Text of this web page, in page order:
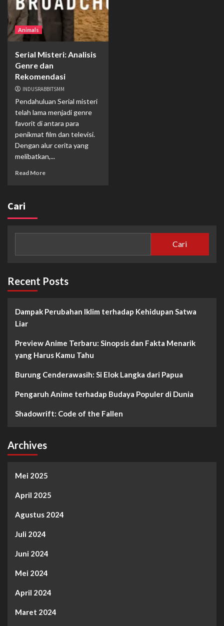
Animals
Serial Misteri: Analisis
Genre dan
Rekomendasi
INDUSRABBITSMM
Pendahuluan Serial misteri
telah lama menjadi genre
favorit di antara para
penikmat film dan televisi.
Dengan alur cerita yang
melibatkan,...
Read More
Cari
Cari
Recent Posts
Dampak Perubahan Iklim terhadap Kehidupan Satwa
Liar
Preview Anime Terbaru: Sinopsis dan Fakta Menarik
yang Harus Kamu Tahu
Burung Cenderawasih: Si Elok Langka dari Papua
Pengaruh Anime terhadap Budaya Populer di Dunia
Shadowrift: Code of the Fallen
Archives
Mei 2025
April 2025
Agustus 2024
Juli 2024
Juni 2024
Mei 2024
April 2024
Maret 2024